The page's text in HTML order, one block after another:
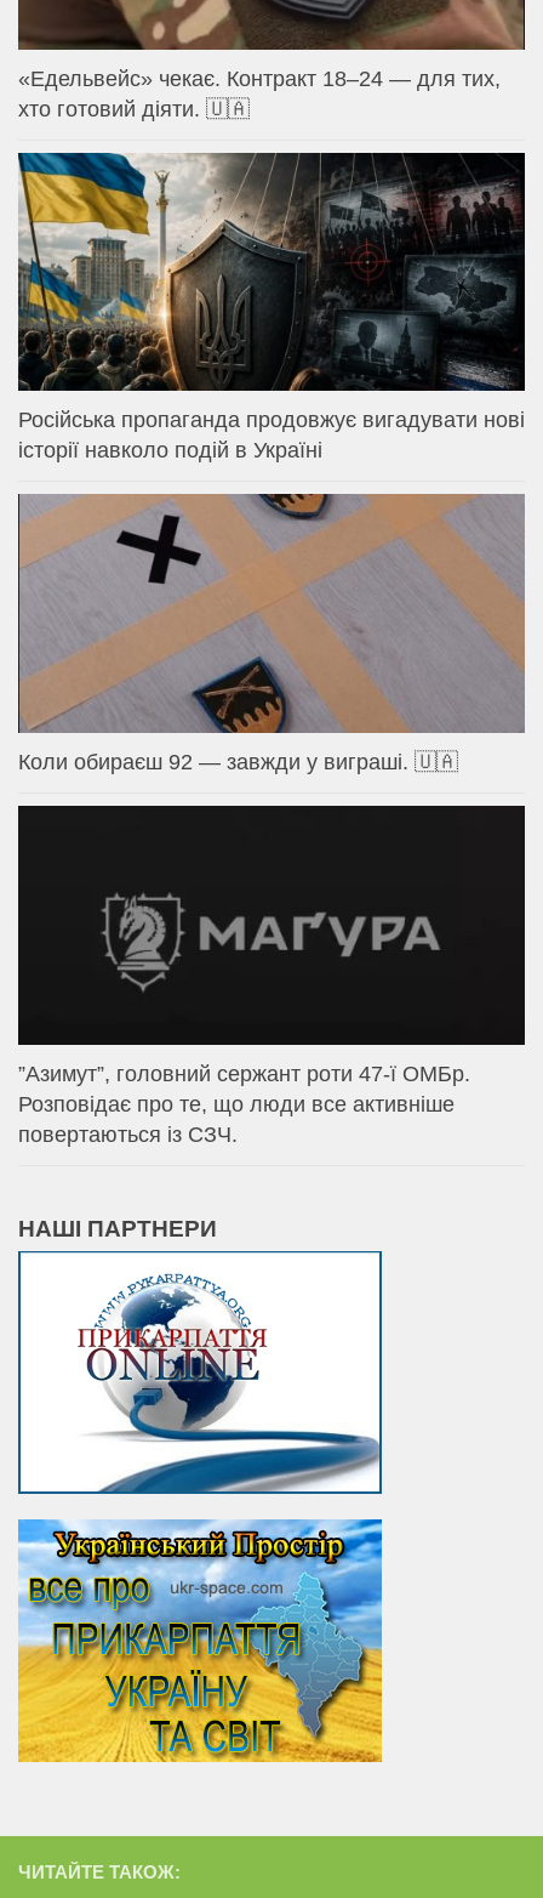
«Едельвейс» чекає. Контракт 18–24 — для тих,
хто готовий діяти. 🇺🇦
Російська пропаганда продовжує вигадувати нові
історії навколо подій в Україні
Коли обираєш 92 — завжди у виграші. 🇺🇦
⁨”Азимут”, головний сержант роти 47-ї ОМБр.
Розповідає про те, що люди все активніше
повертаються із СЗЧ.
НАШІ ПАРТНЕРИ
ЧИТАЙТЕ ТАКОЖ: